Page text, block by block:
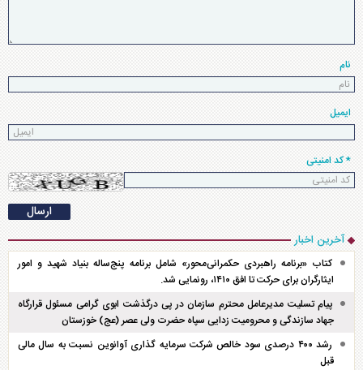
نام
ایمیل
* کد امنیتی
آخرین اخبار
کتاب «برنامه راهبردی حکمرانی‌محور» شامل برنامه پنج‌ساله بنیاد شهید و امور
ایثارگران برای حرکت تا افق ۱۴۱۰، رونمایی شد.
پیام تسلیت مدیرعامل محترم سازمان در پی درگذشت ابوی گرامی مسئول قرارگاه
جهاد سازندگی و محرومیت زدایی سپاه حضرت ولی عصر (عج) خوزستان
رشد ۴۰۰ درصدی سود خالص شرکت سرمایه گذاری آوانوین نسبت به سال مالی
قبل